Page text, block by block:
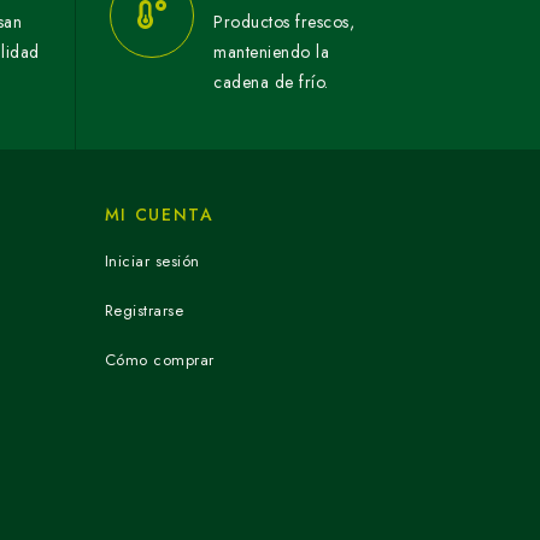
Productos frescos,
manteniendo la
cadena de frío.
MI CUENTA
Iniciar sesión
Registrarse
Cómo comprar